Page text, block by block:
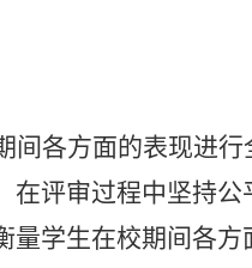
间各方面的表现进
评审过程中坚持
学生在校期间各